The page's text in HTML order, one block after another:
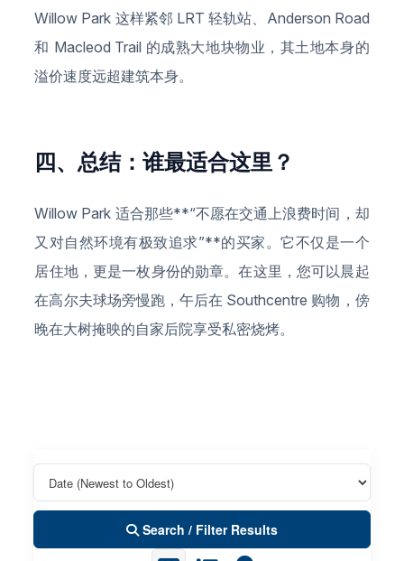
Willow Park 这样紧邻 LRT 轻轨站、Anderson Road
和 Macleod Trail 的成熟大地块物业，其土地本身的
溢价速度远超建筑本身。
四、总结：谁最适合这里？
Willow Park 适合那些**“不愿在交通上浪费时间，却
又对自然环境有极致追求”**的买家。它不仅是一个
居住地，更是一枚身份的勋章。在这里，您可以晨起
在高尔夫球场旁慢跑，午后在 Southcentre 购物，傍
晚在大树掩映的自家后院享受私密烧烤。
Search / Filter Results